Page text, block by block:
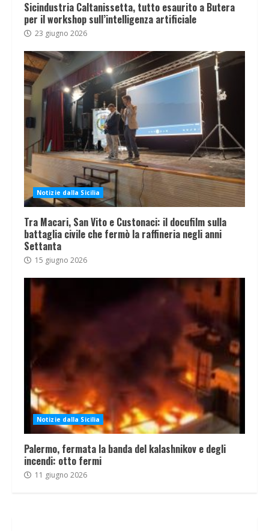
Sicindustria Caltanissetta, tutto esaurito a Butera
per il workshop sull’intelligenza artificiale
23 giugno 2026
Notizie dalla Sicilia
Tra Macari, San Vito e Custonaci: il docufilm sulla
battaglia civile che fermò la raffineria negli anni
Settanta
15 giugno 2026
Notizie dalla Sicilia
Palermo, fermata la banda del kalashnikov e degli
incendi: otto fermi
11 giugno 2026